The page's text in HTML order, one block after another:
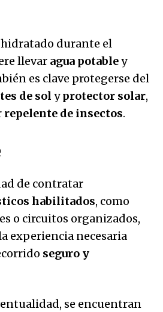
durante el
llevar agua potabley
es clave protegerse del
de sol yprotector solar,
repelente de insectos.
de contratar
habilitados, como
o circuitos organizados,
experiencia necesaria
seguro y
se encuentran